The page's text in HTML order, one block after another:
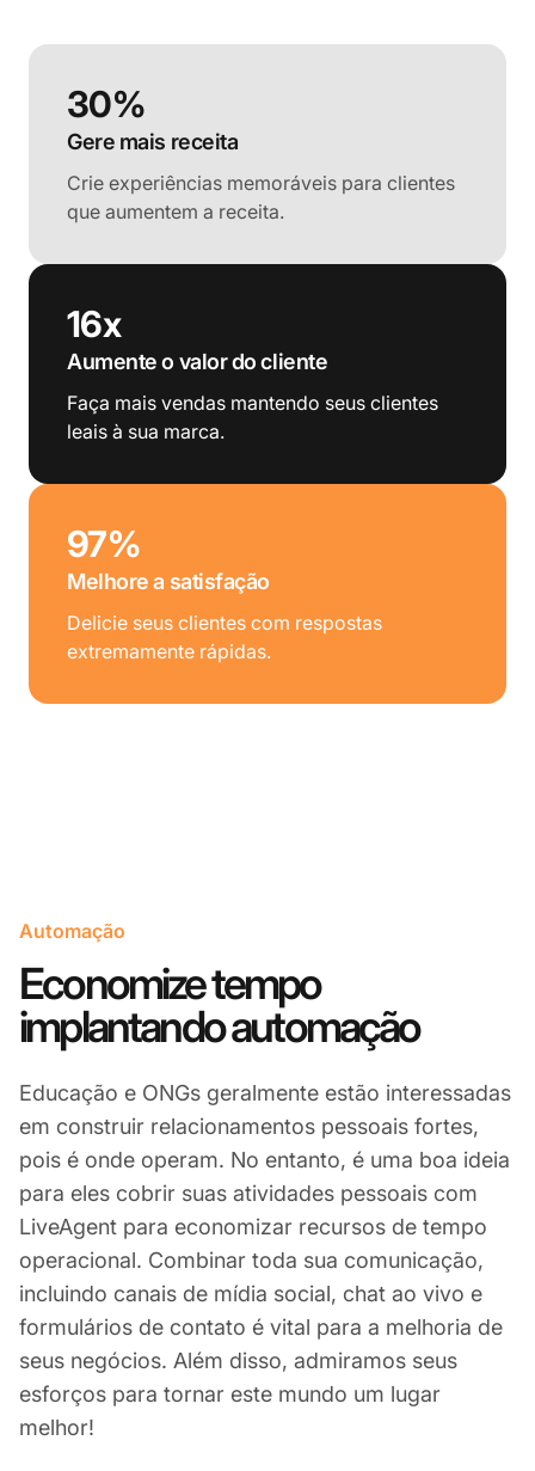
30%
Gere mais receita
Crie experiências memoráveis para clientes
que aumentem a receita.
16x
Aumente o valor do cliente
Faça mais vendas mantendo seus clientes
leais à sua marca.
97%
Melhore a satisfação
Delicie seus clientes com respostas
extremamente rápidas.
Automação
Economize tempo
implantando automação
Educação e ONGs geralmente estão interessadas
em construir relacionamentos pessoais fortes,
pois é onde operam. No entanto, é uma boa ideia
para eles cobrir suas atividades pessoais com
LiveAgent para economizar recursos de tempo
operacional. Combinar toda sua comunicação,
incluindo canais de mídia social, chat ao vivo e
formulários de contato é vital para a melhoria de
seus negócios. Além disso, admiramos seus
esforços para tornar este mundo um lugar
melhor!